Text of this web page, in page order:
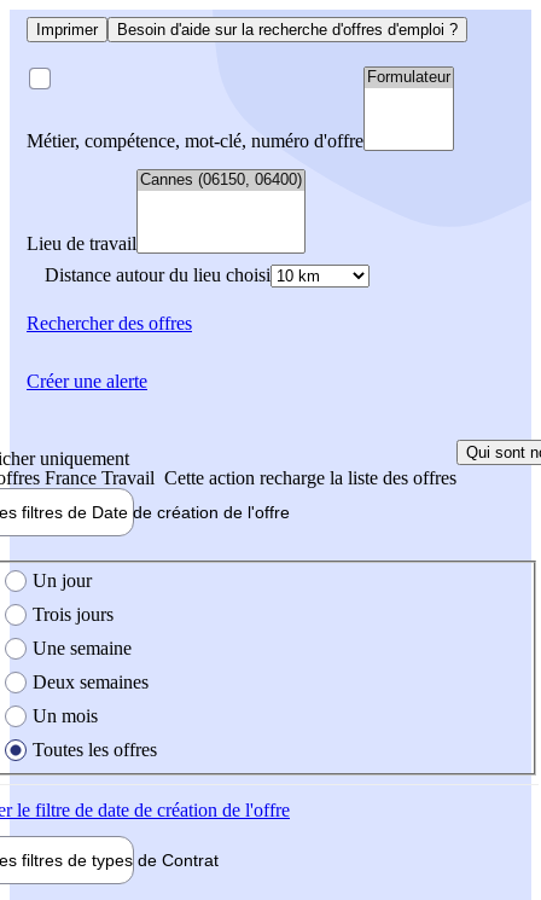
Imprimer Besoin d'aide sur la recherche d'offres d'emploi ?
Métier, compétence, mot-clé, numéro d'offre
Lieu de travail
Distance autour du lieu choisi
Rechercherdes offres
uniquement
France Travail Cette action recharge la liste des offres
Qui sont
filtres de Date de création de l'offre
création de l'offre
Un jour
Trois jours
Une semaine
Deux semaines
Un mois
Toutes les offres
le filtre de date de création de l'offre
filtres de types de Contrat
Créer une alerte